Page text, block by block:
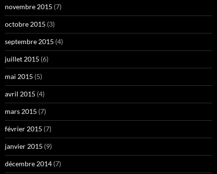
novembre 2015 (7)
octobre 2015 (3)
septembre 2015 (4)
juillet 2015 (6)
mai 2015 (5)
avril 2015 (4)
mars 2015 (7)
février 2015 (7)
janvier 2015 (9)
décembre 2014 (7)